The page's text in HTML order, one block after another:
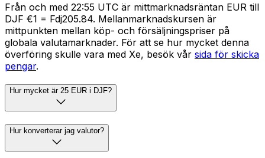
Från och med 22:55 UTC är mittmarknadsräntan EUR till
DJF €1 = Fdj205.84. Mellanmarknadskursen är
mittpunkten mellan köp- och försäljningspriser på
globala valutamarknader. För att se hur mycket denna
överföring skulle vara med Xe, besök vår sida för skicka
pengar.
Hur mycket är 25 EUR i DJF?
Hur konverterar jag valutor?